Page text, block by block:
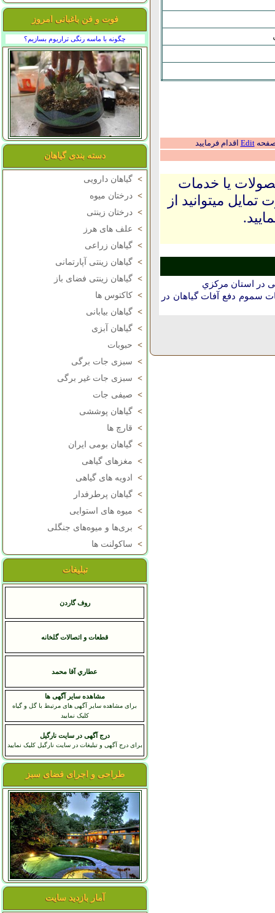
فوت و فن باغبانی امروز
چگونه با ماسه رنگی تراریوم بسازیم؟
دسته بندی گیاهان
> گیاهان دارویی
> درختان میوه
> درختان زینتی
> علف های هرز
> گیاهان زراعی
> گیاهان زینتی آپارتمانی
> گیاهان زینتی فضای باز
> کاکتوس ها
> گیاهان بیابانی
> گیاهان آبزی
> حبوبات
> سبزی جات برگی
> سبزی جات غیر برگی
> صیفی جات
> گیاهان پوششی
> قارچ ها
> گیاهان بومی ایران
> مغزهای گیاهی
>
ادویه های گیاهی
> گیاهان پرطرفدار
> میوه های استوایی
> بری‌ها و میوه‌های جنگلی
> ساکولنت ها
تبلیغات
روف گاردن
قطعات و اتصالات گلخانه
عطاري آقا محمد
مشاهده سایر آگهی ها
برای مشاهده سایر آگهی های مرتبط با گل و گیاه
کلیک نمایید
درج آگهی در سایت نارگیل
برای درج آگهی و تبلیغات در سایت نارگیل کلیک نمایید
طراحی و اجرای فضای سبز
آمار بازدید سایت
صفحهEdit اقدام فرمایید
یا خدمات
میتوانید از
در استان مركزي
سموم دفع آفات گیاهان در